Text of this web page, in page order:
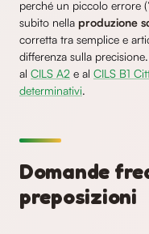
perché un piccolo errore
subito nella produzione
corretta tra semplice e
differenza sulla
al CILS A2 e al CILS B1
determinativi.
Domande
preposizioni